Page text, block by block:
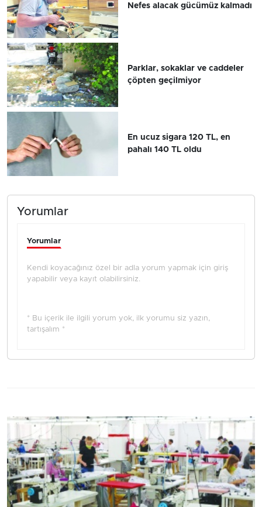
Nefes alacak gücümüz kalmadı
Parklar, sokaklar ve caddeler
çöpten geçilmiyor
En ucuz sigara 120 TL, en
pahalı 140 TL oldu
Yorumlar
Yorumlar
Kendi koyacağınız özel bir adla yorum yapmak için giriş
yapabilir veya kayıt olabilirsiniz.
* Bu içerik ile ilgili yorum yok, ilk yorumu siz yazın,
tartışalım *